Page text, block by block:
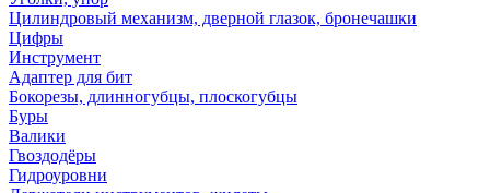
Цилиндровый механизм, дверной глазок, бронечашки
Цифры
Инструмент
Адаптер для бит
Бокорезы, длинногубцы, плоскогубцы
Буры
Валики
Гвоздодёры
Гидроуровни